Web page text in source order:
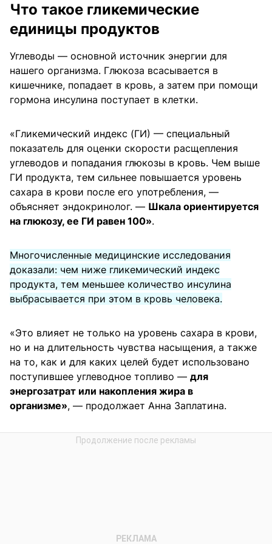
Что такое гликемические
единицы продуктов
Углеводы — основной источник энергии для
нашего организма. Глюкоза всасывается в
кишечнике, попадает в кровь, а затем при помощи
гормона инсулина поступает в клетки.
«Гликемический индекс (ГИ) — специальный
показатель для оценки скорости расщепления
углеводов и попадания глюкозы в кровь. Чем выше
ГИ продукта, тем сильнее повышается уровень
сахара в крови после его употребления, —
объясняет эндокринолог. — Шкала ориентируется
на глюкозу, ее ГИ равен 100».
Многочисленные медицинские исследования
доказали: чем ниже гликемический индекс
продукта, тем меньшее количество инсулина
выбрасывается при этом в кровь человека.
«Это влияет не только на уровень сахара в крови,
но и на длительность чувства насыщения, а также
на то, как и для каких целей будет использовано
поступившее углеводное топливо — для
энергозатрат или накопления жира в
организме», — продолжает Анна Заплатина.